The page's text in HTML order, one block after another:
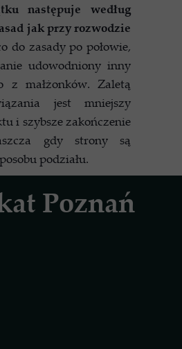
Poznań
następuje według
jak przy rozwodzie
do zasady po połowie,
udowodniony inny
z małżonków. Zaletą
jest mniejszy
i szybsze zakończenie
gdy strony są
podziału.